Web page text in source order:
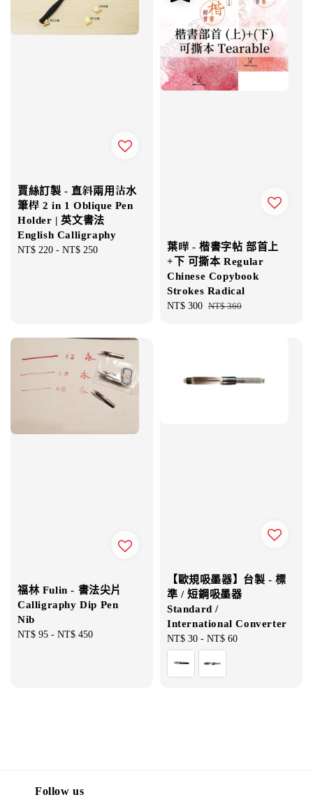
賈絲訂製 - 直斜兩用沾水
筆桿 2 in 1 Oblique Pen
Holder | 英文書法
English Calligraphy
Regular
NT$ 220 - NT$ 250
葉曄 - 楷書字帖 部首上
+下 可撕本 Regular
Chinese Copybook
Strokes Radical
Sale
NT$ 300 Regular
NT$ 360
福林 Fulin - 書法尖片
Calligraphy Dip Pen
Nib
Regular
NT$ 95 - NT$ 450
【歐規吸墨器】台製 - 標
準 / 短鋼吸墨器
Standard /
International Converter
Regular
price
NT$ 30 - NT$ 60
Follow us